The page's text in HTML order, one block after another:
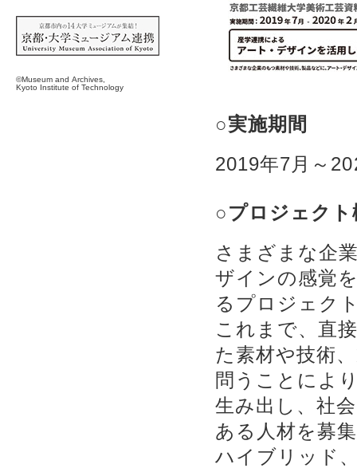
©Museum and Archives,
Kyoto Institute of Technology
○実施期間
2019年7月～
○プロジェクト
さまざまな企
ザインの感覚
るプロジェク
これまで、直
た素材や技術
問うことによ
生み出し、社
ある人材を募
ハイブリッド